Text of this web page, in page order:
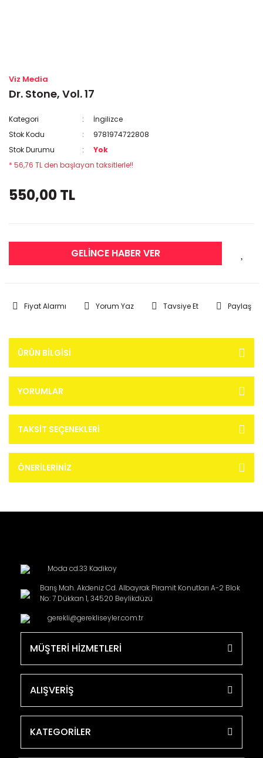
Viz Media
Dr. Stone, Vol. 17
Kategori
İngilizce
Stok Kodu
9781974722808
Stok Durumu
Yok
* 56,76 TL den başlayan taksitlerle!!
550,00 TL
GELİNCE HABER VER
Fiyat Alarmı Yorum Yaz Tavsiye Et Paylaş
ÜRÜN BILGISI
YORUMLAR
TAKSIT SEÇENEKLERI
ÖNERILERINIZ
Moda cd.33 Kadikoy
Barış Mah. Akdeniz Cd. Albayrak Piramit Konutları A-2 Blok
No: 7 Dükkan 1, 34520 Beylikdüzü
gerekli@gerekliseyler.com.tr
MÜŞTERİ HİZMETLERİ
ALIŞVERİŞ
KATEGORİLER